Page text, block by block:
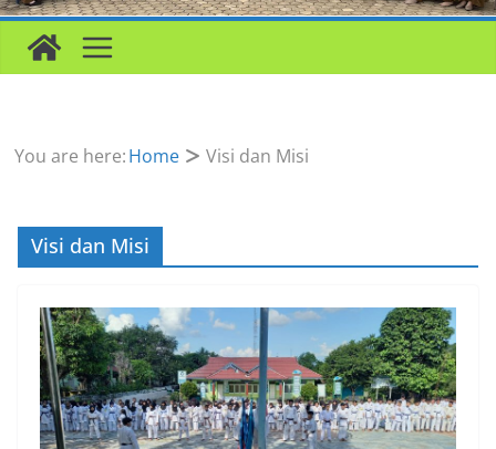
You are here:Home Visi dan Misi
Visi dan Misi